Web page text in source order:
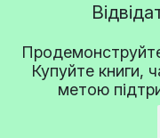
Купуйте книги,
метою